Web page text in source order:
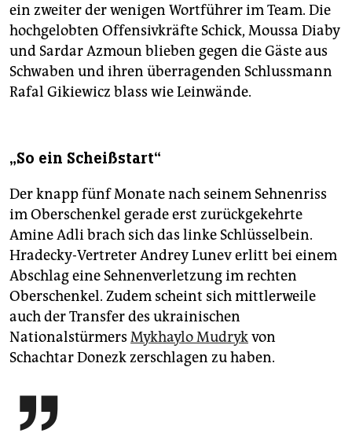
ein zweiter der wenigen Wortführer im Team. Die
hochgelobten Offensivkräfte Schick, Moussa Diaby
und Sardar Azmoun blieben gegen die Gäste aus
Schwaben und ihren überragenden Schlussmann
Rafal Gikiewicz blass wie Leinwände.
„So ein Scheißstart“
Der knapp fünf Monate nach seinem Sehnenriss
im Oberschenkel gerade erst zurückgekehrte
Amine Adli brach sich das linke Schlüsselbein.
Hradecky-Vertreter Andrey Lunev erlitt bei einem
Abschlag eine Sehnenverletzung im rechten
Oberschenkel. Zudem scheint sich mittlerweile
auch der Transfer des ukrainischen
Nationalstürmers Mykhaylo Mudrykvon
Schachtar Donezk zerschlagen zu haben.
